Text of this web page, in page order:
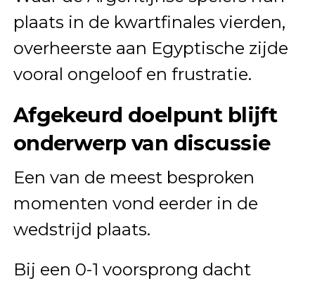
plaats in de kwartfinales vierden,
overheerste aan Egyptische zijde
vooral ongeloof en frustratie.
Afgekeurd doelpunt blijft
onderwerp van discussie
Een van de meest besproken
momenten vond eerder in de
wedstrijd plaats.
Bij een 0-1 voorsprong dacht